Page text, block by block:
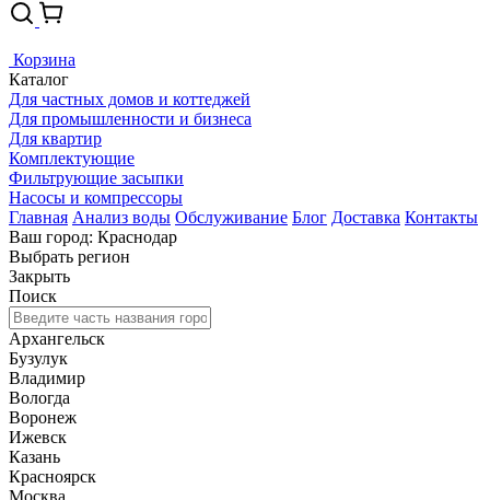
Корзина
Каталог
Для частных домов и коттеджей
Для промышленности и бизнеса
Для квартир
Комплектующие
Фильтрующие засыпки
Насосы и компрессоры
Главная Анализ воды Обслуживание Блог Доставка Контакты
Ваш город: Краснодар
Выбрать регион
Закрыть
Поиск
Архангельск
Бузулук
Владимир
Вологда
Воронеж
Ижевск
Казань
Красноярск
Москва